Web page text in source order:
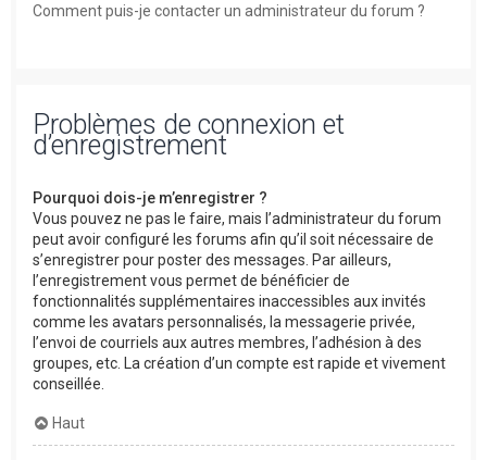
Comment puis-je contacter un administrateur du forum ?
Problèmes de connexion et
d’enregistrement
Pourquoi dois-je m’enregistrer ?
Vous pouvez ne pas le faire, mais l’administrateur du forum
peut avoir configuré les forums afin qu’il soit nécessaire de
s’enregistrer pour poster des messages. Par ailleurs,
l’enregistrement vous permet de bénéficier de
fonctionnalités supplémentaires inaccessibles aux invités
comme les avatars personnalisés, la messagerie privée,
l’envoi de courriels aux autres membres, l’adhésion à des
groupes, etc. La création d’un compte est rapide et vivement
conseillée.
Haut